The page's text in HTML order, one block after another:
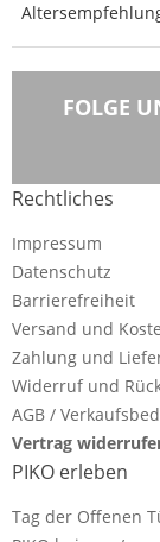
FOLGE
Rechtliches
Impressum
Datenschutz
Barrierefreiheit
Versand und
Zahlung und
Widerruf und
AGB /
Vertrag
PIKO erleben
Tag der Offenen